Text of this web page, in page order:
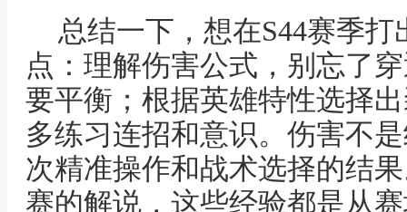
总结一下，想在S44赛季
点：理解伤害公式，别忘了
要平衡；根据英雄特性选择
多练习连招和意识。伤害不
次精准操作和战术选择的结
赛的解说，这些经验都是从